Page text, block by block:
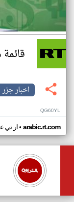
قائمة
اخبار جزر
QG60YL
ار تي• arabic.rt.com